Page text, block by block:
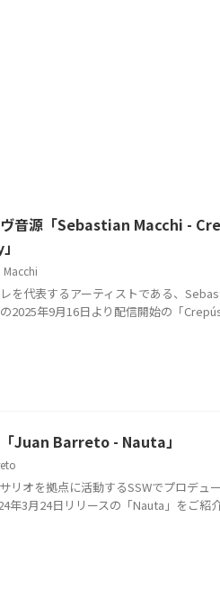
ヴ音源「Sebastian Macchi -
を代表するアーティストである、
2025年9月16日より配信開始の「
Juan Barreto - Nauta」
リオを拠点に活動するSSWでプロデュ
年3月24日リリースの「Nauta」をご紹